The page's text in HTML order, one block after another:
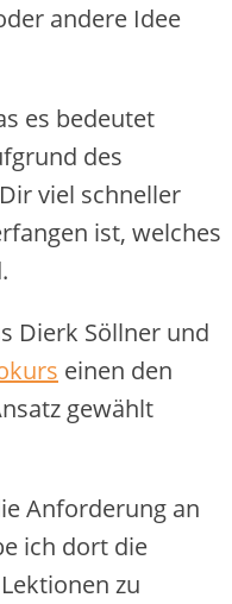
andere Idee
es bedeutet
des
viel schneller
ist, welches
Dierk Söllner und
einen den
gewählt
Anforderung an
ich dort die
zu